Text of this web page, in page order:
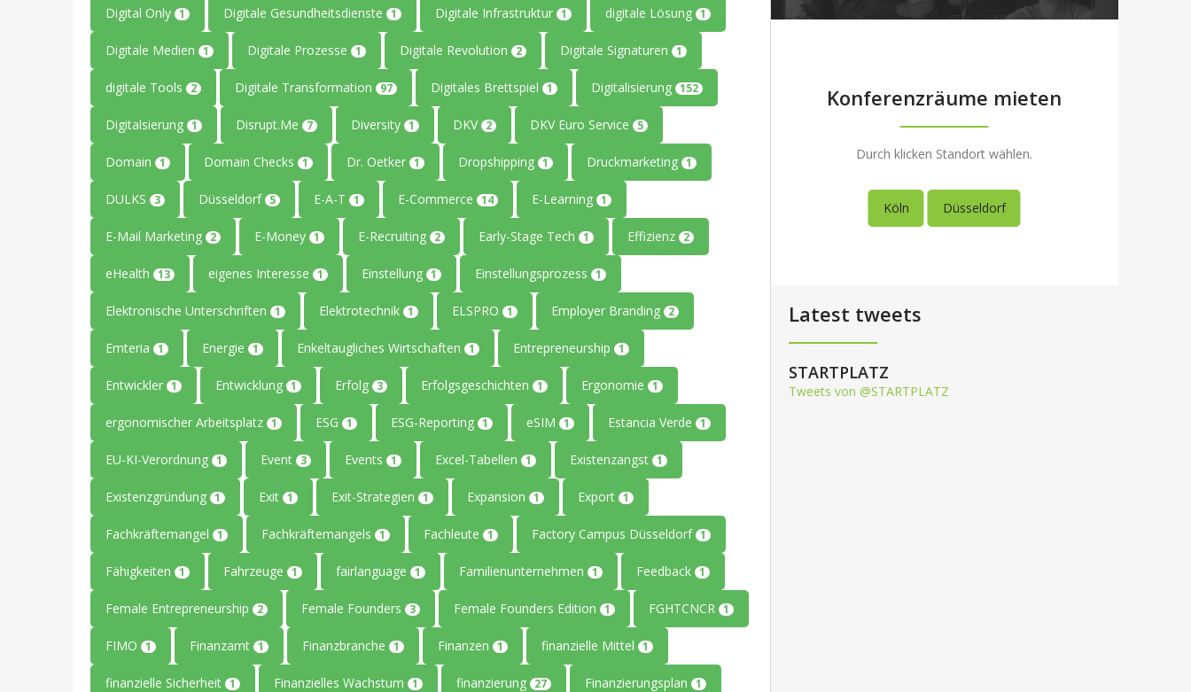
Digital Only 1 Digitale Gesundheitsdienste 1 Digitale Infrastruktur 1 digitale Lösung 1
Digitale Medien 1 Digitale Prozesse 1 Digitale Revolution 2 Digitale Signaturen 1
digitale Tools 2 Digitale Transformation 97 Digitales Brettspiel 1 Digitalisierung 152
Digitalsierung 1 Disrupt.Me 7 Diversity 1 DKV 2 DKV Euro Service 5
Domain 1 Domain Checks 1 Dr. Oetker 1 Dropshipping 1 Druckmarketing 1
DULKS 3 Düsseldorf 5 E-A-T 1 E-Commerce 14 E-Learning 1
E-Mail Marketing 2 E-Money 1 E-Recruiting 2 Early-Stage Tech 1 Effizienz 2
eHealth 13 eigenes Interesse 1 Einstellung 1 Einstellungsprozess 1
Elektronische Unterschriften 1 Elektrotechnik 1 ELSPRO 1 Employer Branding 2
Emteria 1 Energie 1 Enkeltaugliches Wirtschaften 1 Entrepreneurship 1
Entwickler 1 Entwicklung 1 Erfolg 3 Erfolgsgeschichten 1 Ergonomie 1
ergonomischer Arbeitsplatz 1 ESG 1 ESG-Reporting 1 eSIM 1 Estancia Verde 1
EU-KI-Verordnung 1 Event 3 Events 1 Excel-Tabellen 1 Existenzangst 1
Existenzgründung 1 Exit 1 Exit-Strategien 1 Expansion 1 Export 1
Fachkräftemangel 1 Fachkräftemangels 1 Fachleute 1 Factory Campus Düsseldorf 1
Fähigkeiten 1 Fahrzeuge 1 fairlanguage 1 Familienunternehmen 1 Feedback 1
Female Entrepreneurship 2 Female Founders 3 Female Founders Edition 1 FGHTCNCR 1
FIMO 1 Finanzamt 1 Finanzbranche 1 Finanzen 1 finanzielle Mittel 1
finanzielle Sicherheit 1 Finanzielles Wachstum 1 finanzierung 27 Finanzierungsplan 1
Konferenzräume mieten
Durch klicken Standort wählen.
Köln Düsseldorf
Latest tweets
STARTPLATZ
Tweets von @STARTPLATZ